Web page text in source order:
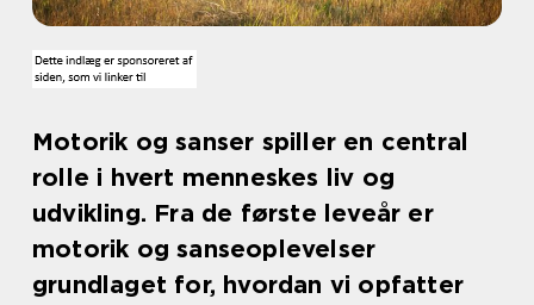
Motorik og sanser spiller en central
rolle i hvert menneskes liv og
udvikling. Fra de første leveår er
motorik og sanseoplevelser
grundlaget for, hvordan vi opfatter